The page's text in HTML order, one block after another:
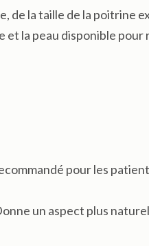
de la taille de la poitrine
la peau disponible
pour les
un aspect plus